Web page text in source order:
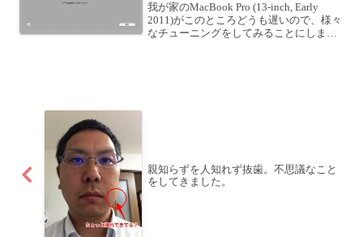
我が家のMacBook Pro (13-inch, Early
2011)がこのところどうも遅いので、様々
なチューニングをしてみることにしまし
親知らずを人知れず抜歯。不思議なこと
をしてきました。